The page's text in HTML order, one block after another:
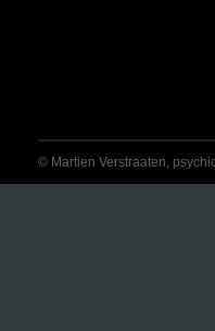
© Martien Verstraaten,